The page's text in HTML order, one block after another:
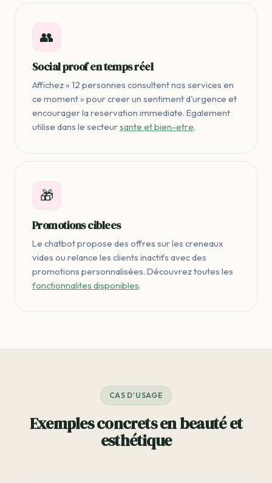
👥
Social proof en temps réel
Affichez « 12 personnes consultent nos services en
ce moment » pour creer un sentiment d'urgence et
encourager la reservation immediate. Egalement
utilise dans le secteursante et bien-etre.
🎁
Promotions ciblees
Le chatbot propose des offres sur les creneaux
vides ou relance les clients inactifs avec des
promotions personnalisées. Découvrez toutes les
fonctionnalites disponibles.
CAS D'USAGE
Exemples concrets en beauté et
esthétique